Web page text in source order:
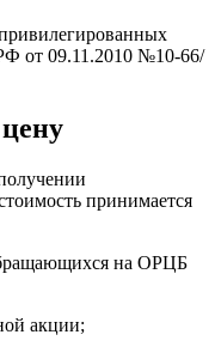
от 09.11.2010 №10-66/
принимается
на ОРЦБ
акции;